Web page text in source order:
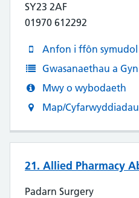
SY23 2AF
01970 612292
Anfon i ffôn symudol
Gwasanaethau a
Mwy o wybodaeth
Map/Cyfarwyddiadau
21. Allied Pharmacy
Padarn Surgery